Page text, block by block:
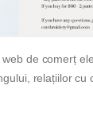
de comerț
relațiilor cu